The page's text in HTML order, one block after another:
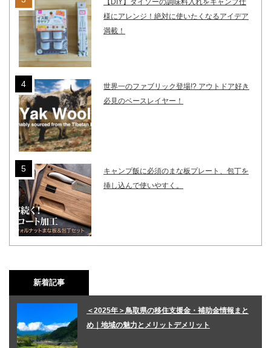
様にアレンジ！絶対に使いたくなるアイデア
満載！
世界一のファブリック登場!? アウトドア好き
必見のベースレイヤー！
キャンプ飯に必須のまな板プレート、包丁を
挿し込んで使いやすく。
新着記事
＜2025年＞鳥取県の移住支援金・補助金情報まと
め｜地域の魅力とメリットデメリット